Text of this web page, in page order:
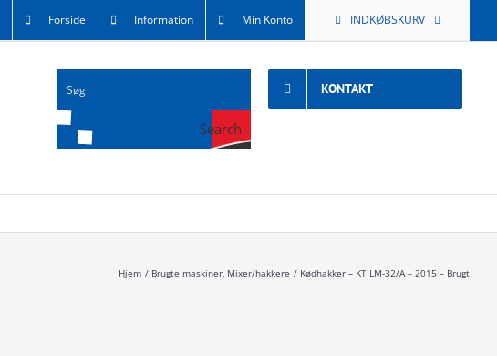
Forside Information Min Konto INDKØBSKURV
Search
KONTAKT
Hjem Brugte maskiner Mixer/hakkere Kødhakker – KT LM-32/A – 2015 – Brugt